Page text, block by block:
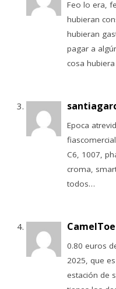
Feo lo era,
hubieran
hubieran
pagar a
cosa
Epoca
C6, 1007,
croma,
todos…
CamelToe
0.80 euros
2025, que
estación de